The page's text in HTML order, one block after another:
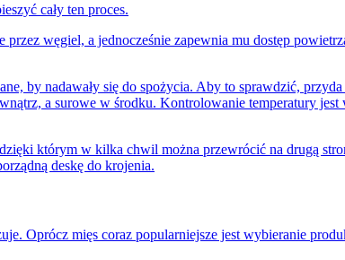
cały ten proces.
węgiel, a jednocześnie zapewnia mu dostęp
by nadawały się do spożycia. Aby to sprawdzić,
a surowe w środku. Kontrolowanie temperatury
którym w kilka chwil można przewrócić na drugą
deskę do krojenia.
Oprócz mięs coraz popularniejsze jest wybieranie